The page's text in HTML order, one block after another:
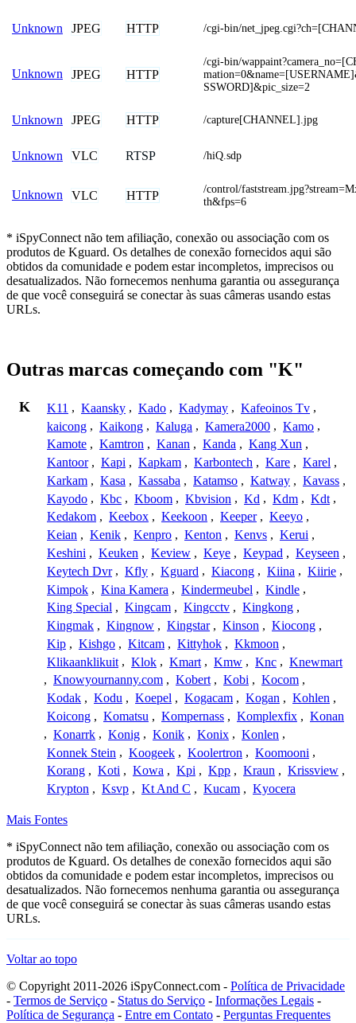
Unknown JPEG HTTP /cgi-bin/
Unknown JPEG HTTP
/cgi-bin/
SSWORD]&pic_size=2
Unknown JPEG HTTP /capture[CHANNEL].jpg
Unknown VLC RTSP /hiQ.sdp
Unknown VLC HTTP
/control/
th&fps=6
* iSpyConnect não tem afiliação, conexão ou associação com os
produtos de Kguard. Os detalhes de conexão fornecidos aqui são
obtidos da comunidade e podem estar incompletos, imprecisos ou
desatualizados. Não fornecemos nenhuma garantia ou assegurança
de que você conseguirá se conectar às suas câmeras usando estas
URLs.
Outras marcas começando com "K"
K K11 , Kaansky , Kado , Kadymay , Kafeoinos Tv ,
kaicong , Kaikong , Kaluga , Kamera2000 , Kamo ,
Kamote , Kamtron , Kanan , Kanda , Kang Xun ,
Kantoor , Kapi , Kapkam , Karbontech , Kare , Karel ,
Karkam , Kasa , Kassaba , Katamso , Katway , Kavass ,
Kayodo , Kbc , Kboom , Kbvision , Kd , Kdm , Kdt ,
Kedakom , Keebox , Keekoon , Keeper , Keeyo ,
Keian , Kenik , Kenpro , Kenton , Kenvs , Kerui ,
Keshini , Keuken , Keview , Keye , Keypad , Keyseen ,
Keytech Dvr , Kfly , Kguard , Kiacong , Kiina , Kiirie ,
Kimpok , Kina Kamera , Kindermeubel , Kindle ,
King Special , Kingcam , Kingcctv , Kingkong ,
Kingmak , Kingnow , Kingstar , Kinson , Kiocong ,
Kip , Kishgo , Kitcam , Kittyhok , Kkmoon ,
Klikaanklikuit , Klok , Kmart , Kmw , Knc , Knewmart
, Knowyournanny.com , Kobert , Kobi , Kocom ,
Kodak , Kodu , Koepel , Kogacam , Kogan , Kohlen ,
Koicong , Komatsu , Kompernass , Komplexfix , Konan
, Konarrk , Konig , Konik , Konix , Konlen ,
Konnek Stein , Koogeek , Koolertron , Koomooni ,
Korang , Koti , Kowa , Kpi , Kpp , Kraun , Krissview ,
Krypton , Ksvp , Kt And C , Kucam , Kyocera
Mais Fontes
* iSpyConnect não tem afiliação, conexão ou associação com os
produtos de Kguard. Os detalhes de conexão fornecidos aqui são
obtidos da comunidade e podem estar incompletos, imprecisos ou
desatualizados. Não fornecemos nenhuma garantia ou assegurança
de que você conseguirá se conectar às suas câmeras usando estas
URLs.
Voltar ao topo
© Copyright 2011-2026 iSpyConnect.com - Política de Privacidade
- Termos de Serviço - Status do Serviço - Informações Legais -
Política de Segurança - Entre em Contato - Perguntas Frequentes